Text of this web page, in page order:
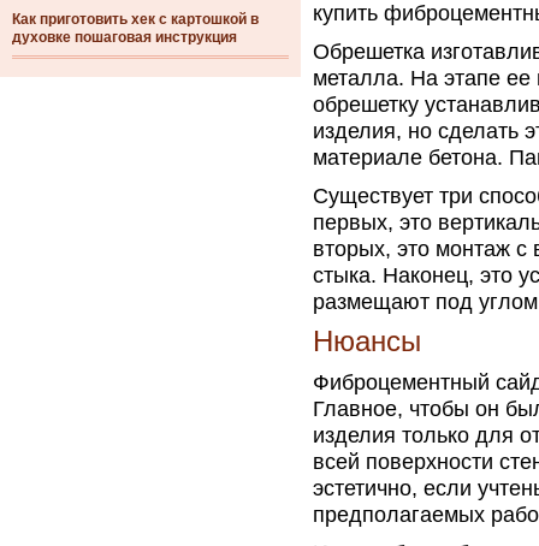
Как приготовить хек с картошкой в
духовке пошаговая инструкция
купить
Обрешетка
металла. На этапе
обрешетку
изделия, но сделать
материале бетона.
Существует три
первых, это
вторых, это монтаж
стыка. Наконец, это
размещают под
Нюансы
Фиброцементный
Главное, чтобы он
изделия только для
всей поверхности
эстетично, если
предполагаемых